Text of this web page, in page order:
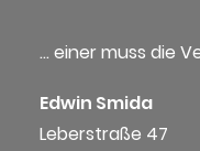
… einer muss die
Edwin Smida
Leberstraße 47